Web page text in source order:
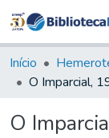
Início
O Imparcial,
O